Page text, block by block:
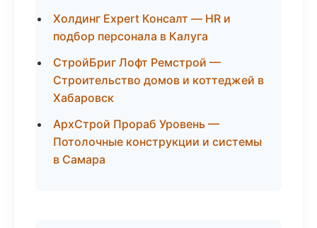
Холдинг Expert Консалт — HR и
подбор персонала в Калуга
СтройБриг Лофт Ремстрой —
Строительство домов и коттеджей в
Хабаровск
АрхСтрой Прораб Уровень —
Потолочные конструкции и системы
в Самара